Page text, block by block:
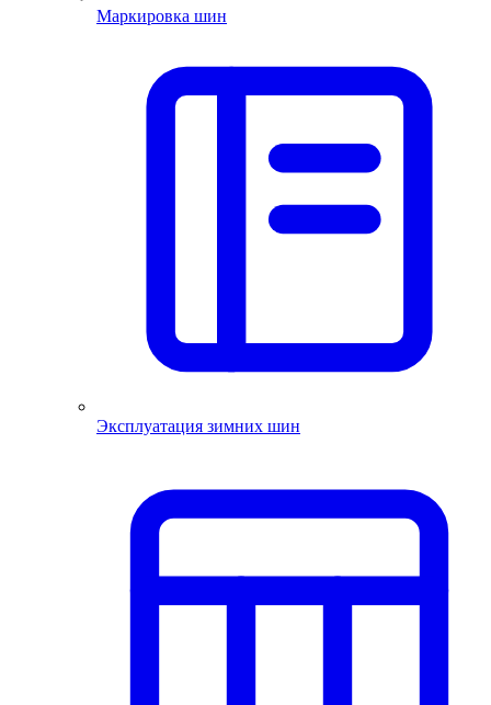
Маркировка шин
Эксплуатация зимних шин